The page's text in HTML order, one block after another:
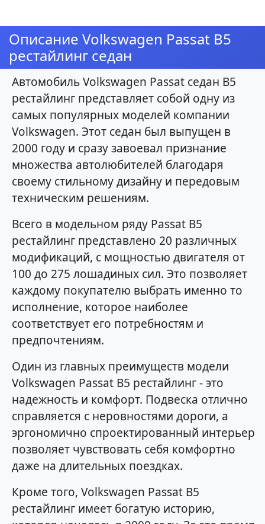
Описание Volkswagen Passat B5
рестайлинг седан
Автомобиль Volkswagen Passat седан B5
рестайлинг представляет собой одну из
самых популярных моделей компании
Volkswagen. Этот седан был выпущен в
2000 году и сразу завоевал признание
множества автолюбителей благодаря
своему стильному дизайну и передовым
техническим решениям.
Всего в модельном ряду Passat B5
рестайлинг представлено 20 различных
модификаций, с мощностью двигателя от
100 до 275 лошадиных сил. Это позволяет
каждому покупателю выбрать именно то
исполнение, которое наиболее
соответствует его потребностям и
предпочтениям.
Один из главных преимуществ модели
Volkswagen Passat B5 рестайлинг - это
надежность и комфорт. Подвеска отлично
справляется с неровностями дороги, а
эргономично спроектированный интерьер
позволяет чувствовать себя комфортно
даже на длительных поездках.
Кроме того, Volkswagen Passat B5
рестайлинг имеет богатую историю,